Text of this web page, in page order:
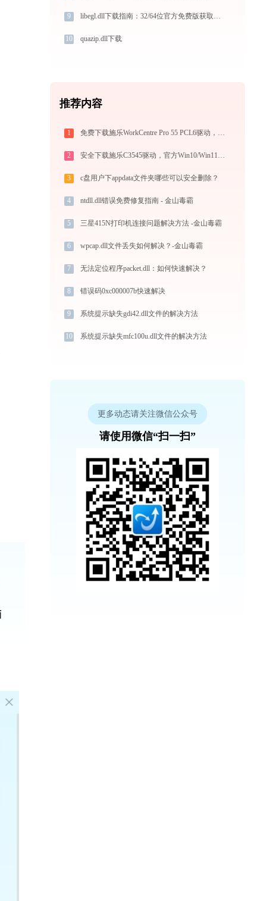
9 libegl.dll下载指南：32/64位官方免费版获取与修复教程
10 quazip.dll下载
推荐内容
1 免费下载施乐WorkCentre Pro 55 PCL6驱动，兼容Win10/Win11官方版
2 安全下载施乐C3545驱动，官方Win10/Win11兼容版
3 c盘用户下appdata文件夹哪些可以安全删除？
4 ntdll.dll错误免费修复指南 - 金山毒霸
5 三星415N打印机连接问题解决方法 -金山毒霸
6 wpcap.dll文件丢失如何解决？-金山毒霸
7 无法定位程序packet.dll：如何快速解决？
8 错误码0xc000007b快速解决
9 系统提示缺失gdi42.dll文件的解决方法
10 系统提示缺失mfc100u.dll文件的解决方法
更多动态请关注微信公众号
请使用微信“扫一扫”